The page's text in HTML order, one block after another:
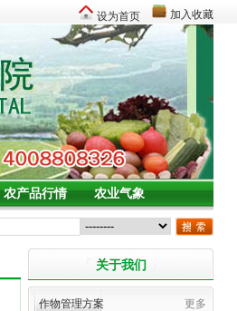
加入收藏
设为首页
农产品行情 农业气象
关于我们
作物管理方案 更多